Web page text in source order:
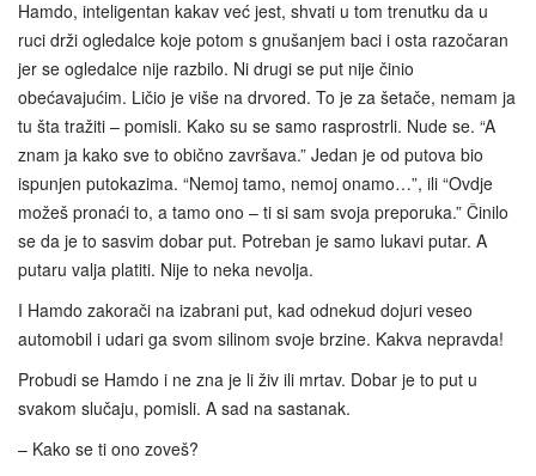
Hamdo, inteligentan kakav već jest, shvati u tom trenutku da u
ruci drži ogledalce koje potom s gnušanjem baci i osta razočaran
jer se ogledalce nije razbilo. Ni drugi se put nije činio
obećavajućim. Ličio je više na drvored. To je za šetače, nemam ja
tu šta tražiti – pomisli. Kako su se samo rasprostrli. Nude se. “A
znam ja kako sve to obično završava.” Jedan je od putova bio
ispunjen putokazima. “Nemoj tamo, nemoj onamo…”, ili “Ovdje
možeš pronaći to, a tamo ono – ti si sam svoja preporuka.” Činilo
se da je to sasvim dobar put. Potreban je samo lukavi putar. A
putaru valja platiti. Nije to neka nevolja.
I Hamdo zakorači na izabrani put, kad odnekud dojuri veseo
automobil i udari ga svom silinom svoje brzine. Kakva nepravda!
Probudi se Hamdo i ne zna je li živ ili mrtav. Dobar je to put u
svakom slučaju, pomisli. A sad na sastanak.
– Kako se ti ono zoveš?